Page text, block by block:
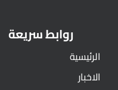
روابط سريعة
الرئيسية
الاخبار